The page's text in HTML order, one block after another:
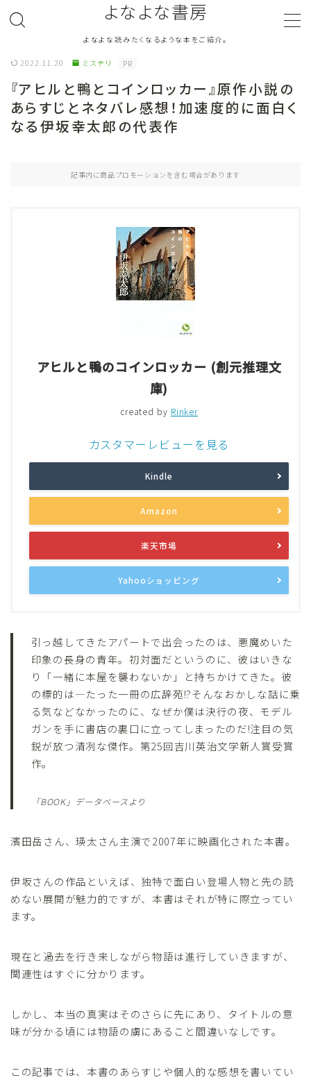
よなよな書房
よなよな読みたくなるような本をご紹介。
ジャンル Genre
ランキング Ranking
作者別おすすめ Author
読書をより楽しむ Good Reading
2022.11.20 ミステリ PR
『アヒルと鴨とコインロッカー』原作小説の
あらすじとネタバレ感想！加速度的に面白く
なる伊坂幸太郎の代表作
記事内に商品プロモーションを含む場合があります
アヒルと鴨のコインロッカー (創元推理文
庫)
created by Rinker
カスタマーレビューを見る
Kindle
Amazon
楽天市場
Yahooショッピング
引っ越してきたアパートで出会ったのは、悪魔めいた
印象の長身の青年。初対面だというのに、彼はいきな
り「一緒に本屋を襲わないか」と持ちかけてきた。彼
の標的は―たった一冊の広辞苑!?そんなおかしな話に乗
る気などなかったのに、なぜか僕は決行の夜、モデル
ガンを手に書店の裏口に立ってしまったのだ!注目の気
鋭が放つ清冽な傑作。第25回吉川英治文学新人賞受賞
作。
「BOOK」データベースより
濱田岳さん、瑛太さん主演で2007年に映画化された本書。
伊坂さんの作品といえば、独特で面白い登場人物と先の読
めない展開が魅力的ですが、本書はそれが特に際立ってい
ます。
現在と過去を行き来しながら物語は進行していきますが、
関連性はすぐに分かります。
しかし、本当の真実はそのさらに先にあり、タイトルの意
味が分かる頃には物語の虜にあること間違いなしです。
この記事では、本書のあらすじや個人的な感想を書いてい